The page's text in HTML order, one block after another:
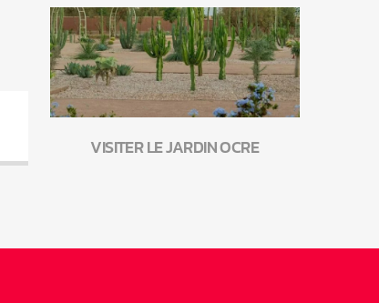
VISITER LE JARDIN OCRE